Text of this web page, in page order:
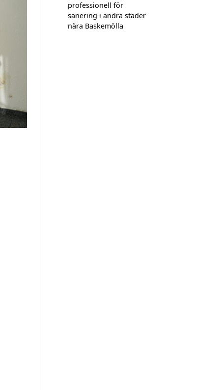
professionell för
sanering i andra städer
nära Baskemölla